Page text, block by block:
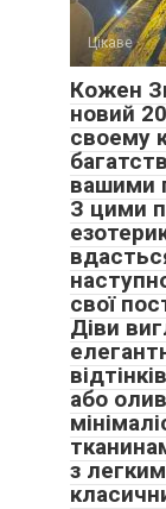
Цікаве
Кожен
новий
своему
вашими
З цими
свої
Діви
або
з